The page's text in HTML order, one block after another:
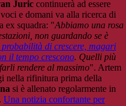
Juric continuerà ad essere
e domani va alla ricerca di
ex squadra: "Abbiamo una rosa
non guardando se è
di crescere, magari
il tempo crescono. Quelli più
rendere al massimo". Artem
nella rifinitura prima della
si è allenato regolarmente in
Una notizia confortante per